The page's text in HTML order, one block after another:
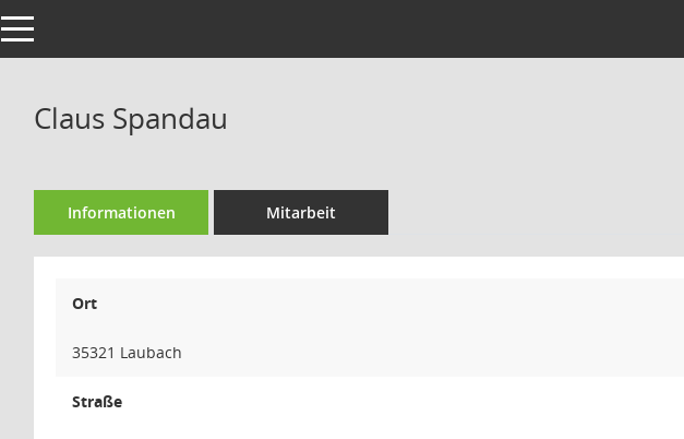
Toggle navigation
Claus Spandau
Informationen Mitarbeit
Ort
35321 Laubach
Straße